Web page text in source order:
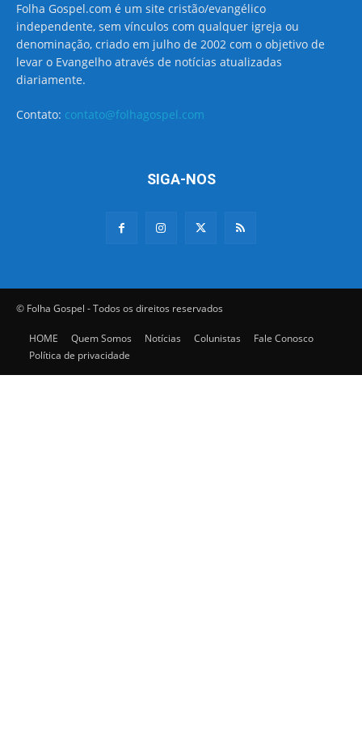
Folha Gospel.com é um site cristão/evangélico
independente, sem vínculos com qualquer igreja ou
denominação, criado em julho de 2002 com o objetivo de
levar o Evangelho através de notícias atualizadas
diariamente.
Contato: contato@folhagospel.com
SIGA-NOS
© Folha Gospel - Todos os direitos reservados
HOME Quem Somos Notícias Colunistas
Fale Conosco
Política de privacidade